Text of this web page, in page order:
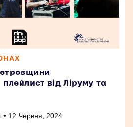
від Ліруму та
• 12 Червня, 2024